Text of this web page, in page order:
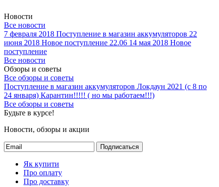
Новости
Все новости
7 февраля 2018 Поступление в магазин аккумуляторов 22
июня 2018 Новое поступление 22.06 14 мая 2018 Новое
поступление
Все новости
Обзоры и советы
Все обзоры и советы
Поступление в магазин аккумуляторов Локдаун 2021 (с 8 по
24 января) Карантин!!!!! ( но мы работаем!!!)
Все обзоры и советы
Будьте в курсе!
Новости, обзоры и акции
Подписаться
Як купити
Про оплату
Про доставку